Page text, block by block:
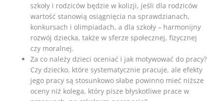
szkoły i rodziców będzie w kolizji, jeśli dla rodziców
wartość stanowią osiągnięcia na sprawdzianach,
konkursach i olimpiadach, a dla szkoły – harmonijny
rozwój dziecka, także w sferze społecznej, fizycznej
czy moralnej.
Za co należy dzieci oceniać i jak motywować do pracy?
Czy dziecko, które systematycznie pracuje, ale efekty
jego pracy są stosunkowo słabe powinno mieć niższe
oceny niż kolega, który pisze błyskotliwe prace w